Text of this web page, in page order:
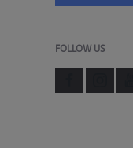
FOLLOW US